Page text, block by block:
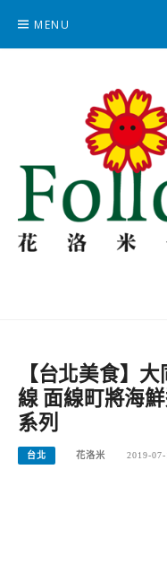
content
MENU
【台北美食】
線 面線町將海
系列
台北 花洛米 2019-07-